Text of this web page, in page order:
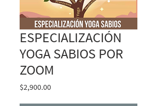
ESPECIALIZACIÓN
YOGA SABIOS POR
ZOOM
$2,900.00Precio